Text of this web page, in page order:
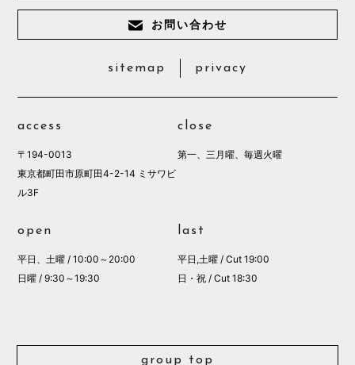
お問い合わせ
sitemap privacy
access
〒194-0013
東京都町田市原町田4-2-14 ミサワビ
ル3F
close
第一、三月曜、毎週火曜
open
平日、土曜 / 10:00～20:00
日曜 / 9:30～19:30
last
平日,土曜 / Cut 19:00
日・祝 / Cut 18:30
group top